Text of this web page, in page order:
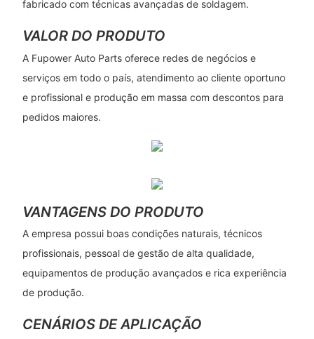
fabricado com técnicas avançadas de soldagem.
VALOR DO PRODUTO
A Fupower Auto Parts oferece redes de negócios e
serviços em todo o país, atendimento ao cliente oportuno
e profissional e produção em massa com descontos para
pedidos maiores.
VANTAGENS DO PRODUTO
A empresa possui boas condições naturais, técnicos
profissionais, pessoal de gestão de alta qualidade,
equipamentos de produção avançados e rica experiência
de produção.
CENÁRIOS DE APLICAÇÃO